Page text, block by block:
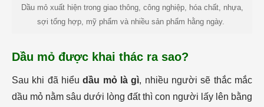
Dầu mỏ xuất hiện trong giao thông, công nghiệp, hóa chất, nhựa,
sợi tổng hợp, mỹ phẩm và nhiều sản phẩm hằng ngày.
Dầu mỏ được khai thác ra sao?
Sau khi đã hiểudầu mỏ là gì, nhiều người sẽ thắc mắc
dầu mỏ nằm sâu dưới lòng đất thì con người lấy lên bằng